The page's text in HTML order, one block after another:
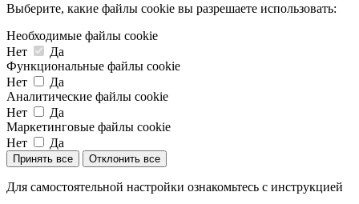
Выберите, какие файлы cookie вы разрешаете использовать:
Необходимые файлы cookie
Нет
Да
Функциональные файлы cookie
Нет
Да
Аналитические файлы cookie
Нет
Да
Маркетинговые файлы cookie
Нет
Да
Принять все Отклонить все
Для самостоятельной настройки ознакомьтесь с инструкцией